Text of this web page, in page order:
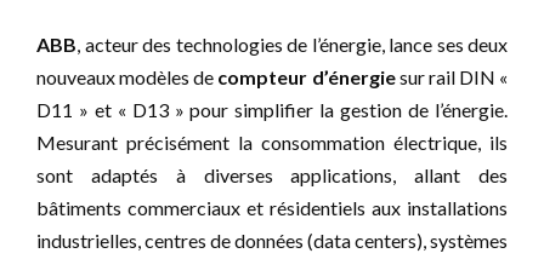
ABB, acteur des technologies de l’énergie, lance ses deux
nouveaux modèles de compteur d’énergiesur rail DIN «
D11 » et « D13 » pour simplifier la gestion de l’énergie.
Mesurant précisément la consommation électrique, ils
sont adaptés à diverses applications, allant des
bâtiments commerciaux et résidentiels aux installations
industrielles, centres de données (data centers), systèmes